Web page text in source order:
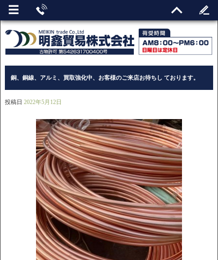
銅、銅線、アルミ、買取強化中、お客様のご来店お待ちし ております。
投稿日 2022年5月12日